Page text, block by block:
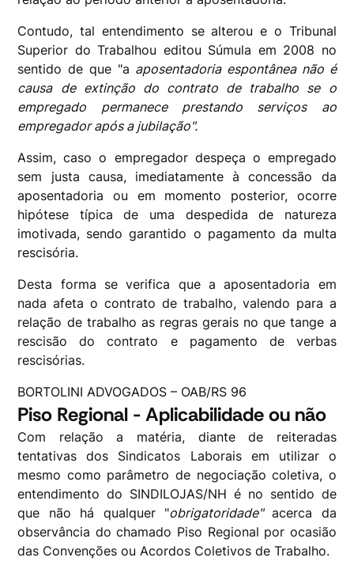
Contudo, tal entendimento se alterou e o Tribunal
Superior do Trabalhou editou Súmula em 2008 no
sentido de que "a aposentadoria espontânea não é
causa de extinção do contrato de trabalho se o
empregado permanece prestando serviços ao
empregador após a jubilação".
Assim, caso o empregador despeça o empregado
sem justa causa, imediatamente à concessão da
aposentadoria ou em momento posterior, ocorre
hipótese típica de uma despedida de natureza
imotivada, sendo garantido o pagamento da multa
rescisória.
Desta forma se verifica que a aposentadoria em
nada afeta o contrato de trabalho, valendo para a
relação de trabalho as regras gerais no que tange a
rescisão do contrato e pagamento de verbas
rescisórias.
BORTOLINI ADVOGADOS – OAB/RS 96
Piso Regional - Aplicabilidade ou não
Com relação a matéria, diante de reiteradas
tentativas dos Sindicatos Laborais em utilizar o
mesmo como parâmetro de negociação coletiva, o
entendimento do SINDILOJAS/NH é no sentido de
que não há qualquer "obrigatoridade"acerca da
observância do chamado Piso Regional por ocasião
das Convenções ou Acordos Coletivos de Trabalho.